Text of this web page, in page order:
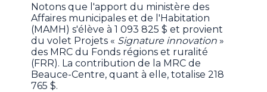
Notons que l'apport du ministère des
Affaires municipales et de l'Habitation
(MAMH) s'élève à 1 093 825 $ et provient
du volet Projets « Signature innovation »
des MRC du Fonds régions et ruralité
(FRR). La contribution de la MRC de
Beauce-Centre, quant à elle, totalise 218
765 $.